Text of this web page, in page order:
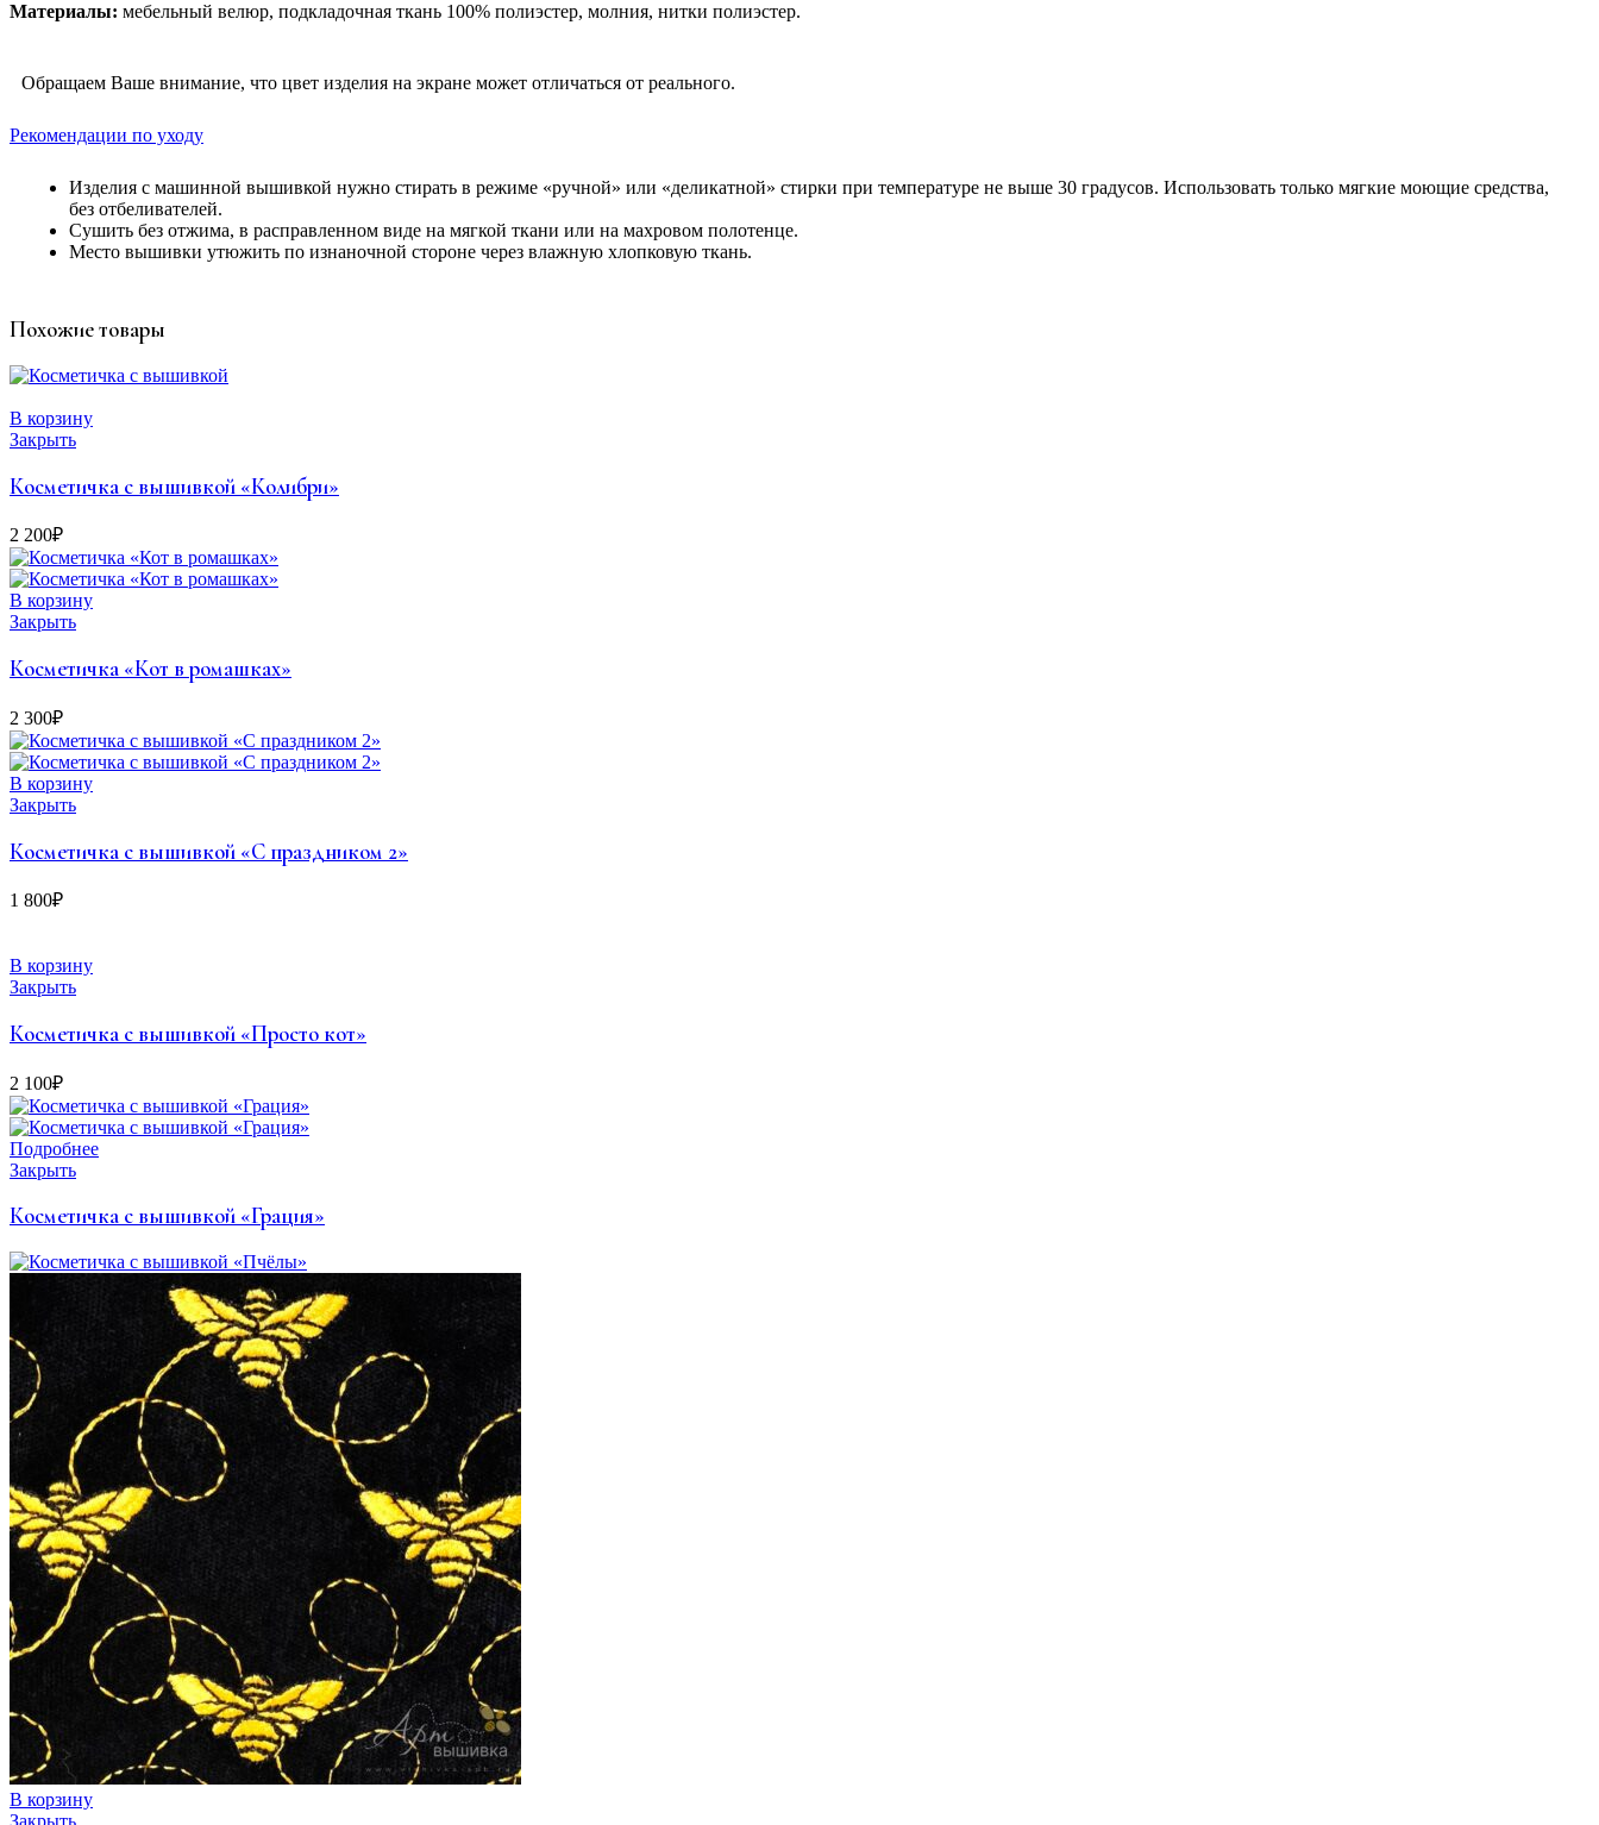
Материалы: мебельный велюр, подкладочная ткань 100% полиэстер, молния, нитки полиэстер.
Обращаем Ваше внимание, что цвет изделия на экране может отличаться от реального.
Рекомендации по уходу
Изделия с машинной вышивкой нужно стирать в режиме «ручной» или «деликатной» стирки при температуре не выше 30 градусов. Использовать только мягкие моющие средства,
без отбеливателей.
Сушить без отжима, в расправленном виде на мягкой ткани или на махровом полотенце.
Место вышивки утюжить по изнаночной стороне через влажную хлопковую ткань.
Похожие товары
В корзину
Закрыть
Косметичка с вышивкой «Колибри»
2 200₽
В корзину
Закрыть
Косметичка «Кот в ромашках»
2 300₽
В корзину
Закрыть
Косметичка с вышивкой «С праздником 2»
1 800₽
В корзину
Закрыть
Косметичка с вышивкой «Просто кот»
2 100₽
Подробнее
Закрыть
Косметичка с вышивкой «Грация»
В корзину
Закрыть